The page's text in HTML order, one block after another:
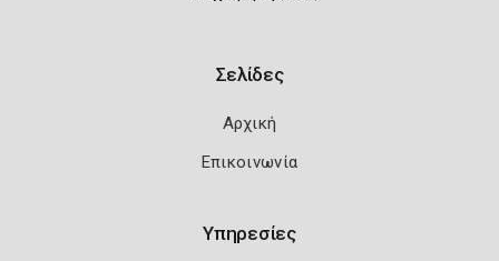
Σελίδες
Αρχική
Επικοινωνία
Υπηρεσίες